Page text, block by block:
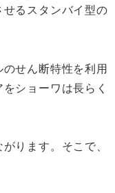
るスタンバイ型の
せん断特性を利用
ショーワは長らく
ります。そこで、